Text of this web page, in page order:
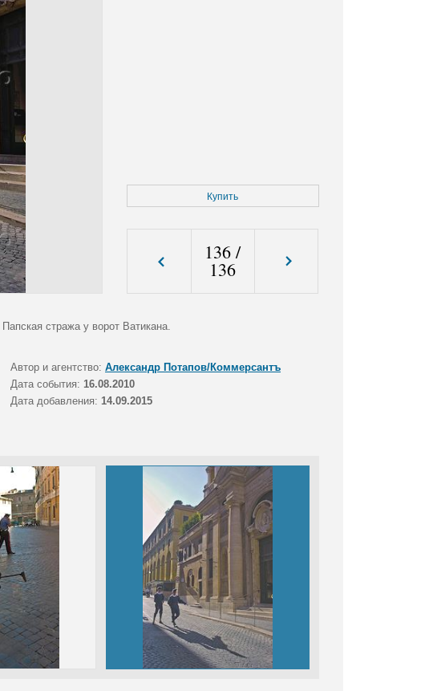
Купить
136 /
136
стража у ворот Ватикана.
Автор и агентство: Александр Потапов/Коммерсантъ
Дата события: 16.08.2010
Дата добавления: 14.09.2015